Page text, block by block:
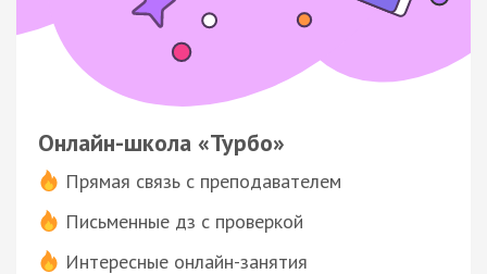
Онлайн-школа «Турбо»
Прямая связь с преподавателем
Письменные дз с проверкой
Интересные онлайн-занятия